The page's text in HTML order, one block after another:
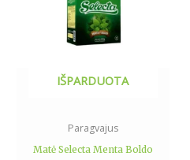
IŠPARDUOTA
Paragvajus
Matė Selecta Menta Boldo